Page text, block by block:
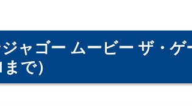
ャゴー ムービー ザ・ゲ
で）